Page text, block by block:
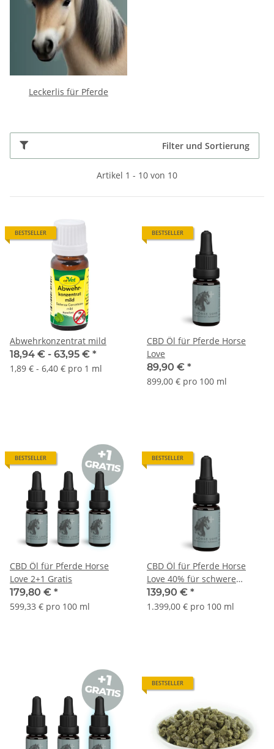
Leckerlis für Pferde
Filter und Sortierung
Artikel 1 - 10 von 10
BESTSELLER
Abwehrkonzentrat mild
18,94 € - 63,95 € *
1,89 € - 6,40 € pro 1 ml
BESTSELLER
CBD Öl für Pferde Horse
Love
89,90 € *
899,00 € pro 100 ml
BESTSELLER
CBD Öl für Pferde Horse
Love 2+1 Gratis
179,80 € *
599,33 € pro 100 ml
BESTSELLER
CBD Öl für Pferde Horse
Love 40% für schwere
Pferde
139,90 € *
1.399,00 € pro 100 ml
BESTSELLER